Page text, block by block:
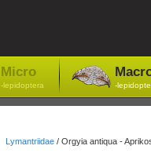
Micro
-lepidoptera -
Lymantriidae/ Orgyia antiqua -